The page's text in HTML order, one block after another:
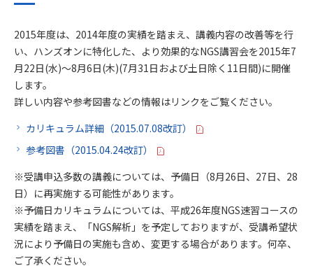
2015年度は、2014年度の実績を踏まえ、講義内容の改善等を行
い、ハンズオンに特化した、より効果的なNGS講習会を2015年7
月22日(水)～8月6日(木)(7月31日および土日除く11日間)に開催
します。
詳しい内容や参考図書などの情報はリンクをご覧ください。
カリキュラム詳細（2015.07.08改訂）
参考図書（2015.04.24改訂）
※受講申込多数の講義については、予備日（8月26日、27日、28
日）に再実施する可能性があります。
※予備日カリキュラムについては、平成26年度NGS速習コースの
実績を踏まえ、「NGS解析」を予定しておりますが、受講希望状
況により予備日の実施も含め、変更する場合があります。何卒、
ご了承ください。